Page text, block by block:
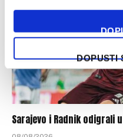
DOPUSTI
Sarajevo i Radnik odigrali